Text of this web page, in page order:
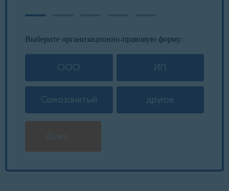
Выберите организационно-правовую форму:
ООО ИП
Самозанятый другое
Далее